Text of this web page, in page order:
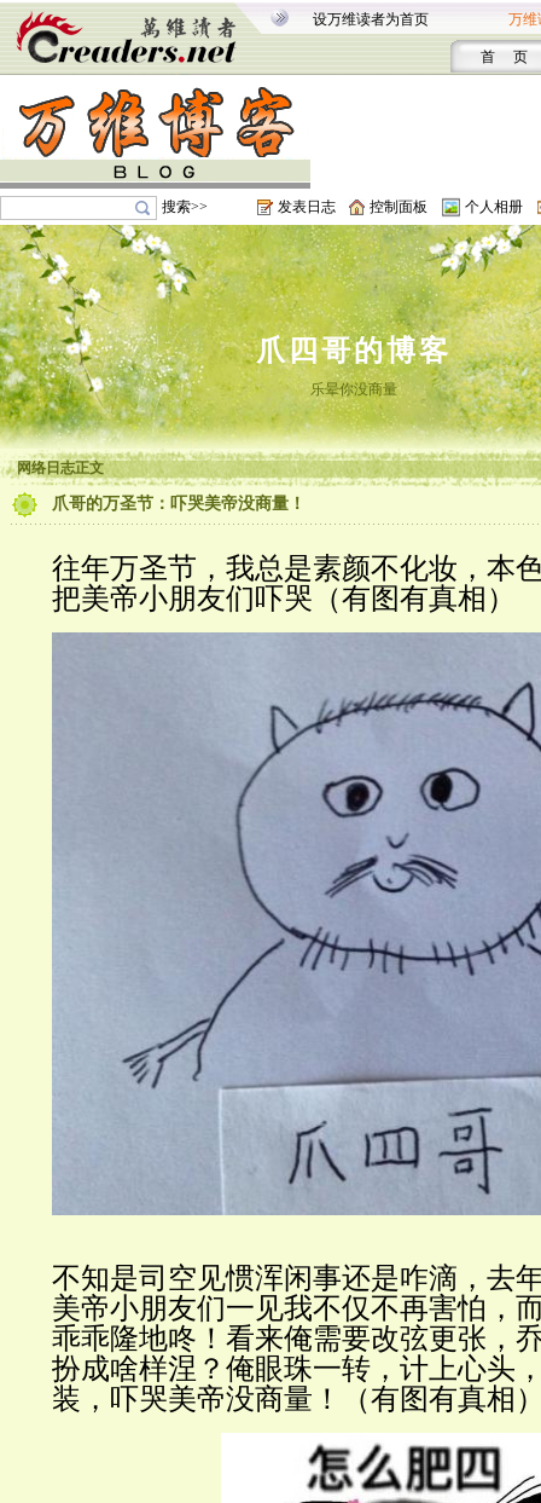
设万维读者为首页 万维
首 页
搜索>> 发表日志 控制面板 个人相册
爪四哥的博客
乐晕你没商量
网络日志正文
爪哥的万圣节：吓哭美帝没商量！
往年万圣节，我总是素颜不化妆，本
把美帝小朋友们吓哭（有图有真相）
不知是司空 见惯浑闲事还是咋滴，去
美帝小朋友们一见我不仅不再害怕，
乖乖隆地咚！看来俺需要改弦更张，
扮成啥样涅？俺眼珠一转 ， 计上心头
装，吓哭美帝没商量！（有图有真相